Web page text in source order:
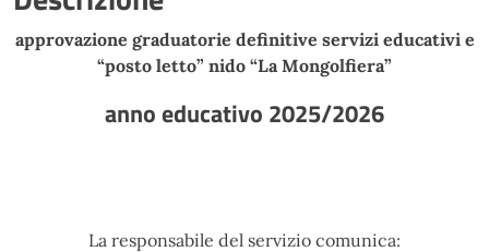
approvazione graduatorie definitive servizi educativi e
“posto letto” nido “La Mongolfiera”
anno educativo 2025/2026
La responsabile del servizio comunica: